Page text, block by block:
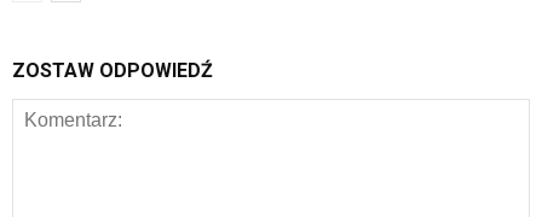
ZOSTAW ODPOWIEDŹ